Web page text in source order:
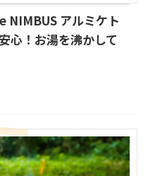
NIMBUS アルミケト
心！お湯を沸かして